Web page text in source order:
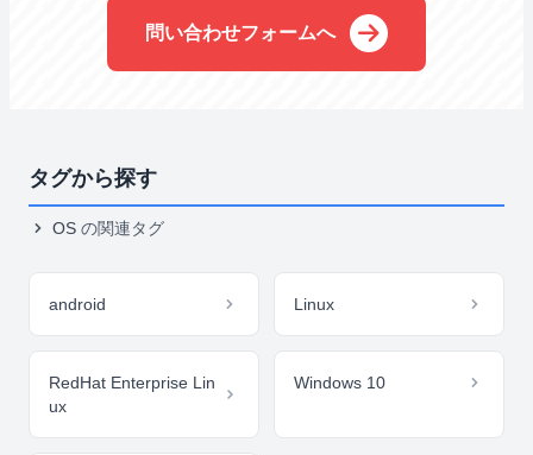
問い合わせフォームへ
タグから探す
OS の関連タグ
android Linux
RedHat Enterprise Lin
ux
Windows 10